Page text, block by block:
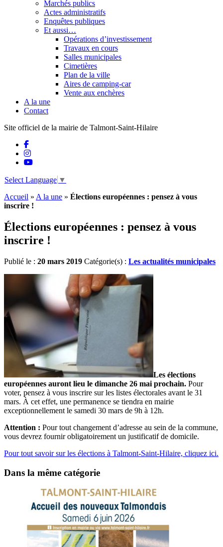
Marchés publics
Actes administratifs
Enquêtes publiques
Et aussi…
Opérations d’investissement
Travaux en cours
Salles municipales
Cimetières
Plan de la ville
Aires de camping-car
Vente aux enchères
A la une
Contact
Site officiel de la mairie de Talmont-Saint-Hilaire
Select Language ▼
Accueil » A la une » Élections européennes : pensez à vous
inscrire !
Élections européennes : pensez à vous
inscrire !
Publié le : 20 mars 2019 Catégorie(s) : Les actualités municipales
Les élections
européennes auront lieu le dimanche 26 mai prochain. Pour
voter, pensez à vous inscrire sur les listes électorales avant le 31
mars. À cet effet, une permanence se tiendra en mairie
exceptionnellement le samedi 30 mars de 9h à 12h.
Attention : Pour tout changement d’adresse au sein de la commune,
vous devrez fournir obligatoirement un justificatif de domicile.
Pour tout savoir sur les élections à Talmont-Saint-Hilaire, cliquez ici.
Dans la même catégorie